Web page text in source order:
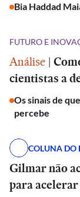
Bia Haddad
FUTURO E
Análise |
cientistas a
Os sinais de
percebe
COLUNA DO
Gilmar não
para